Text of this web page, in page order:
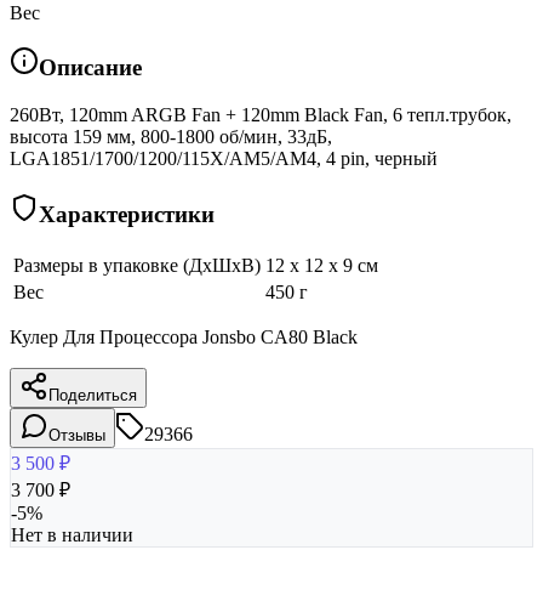
Вес
Описание
260Вт, 120mm ARGB Fan + 120mm Black Fan, 6 тепл.трубок,
высота 159 мм, 800-1800 об/мин, 33дБ,
LGA1851/1700/1200/115X/AM5/AM4, 4 pin, черный
Характеристики
Размеры в упаковке (ДхШхВ) 12 x 12 x 9 см
Вес
450 г
Кулер Для Процессора Jonsbo CA80 Black
Поделиться
Отзывы
29366
3 500 ₽
3 700 ₽
-5%
Нет в наличии